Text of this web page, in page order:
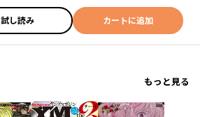
試し読み カートに追加
もっと見る